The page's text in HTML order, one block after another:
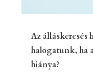
Az álláskeresés
halogatunk, ha
hiánya?